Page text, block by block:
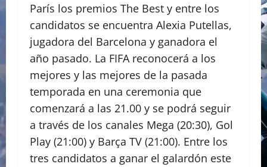
París los premios The Best y entre los
candidatos se encuentra Alexia Putellas,
jugadora del Barcelona y ganadora el
año pasado. La FIFA reconocerá a los
mejores y las mejores de la pasada
temporada en una ceremonia que
comenzará a las 21.00 y se podrá seguir
a través de los canales Mega (20:30), Gol
Play (21:00) y Barça TV (21:00). Entre los
tres candidatos a ganar el galardón este